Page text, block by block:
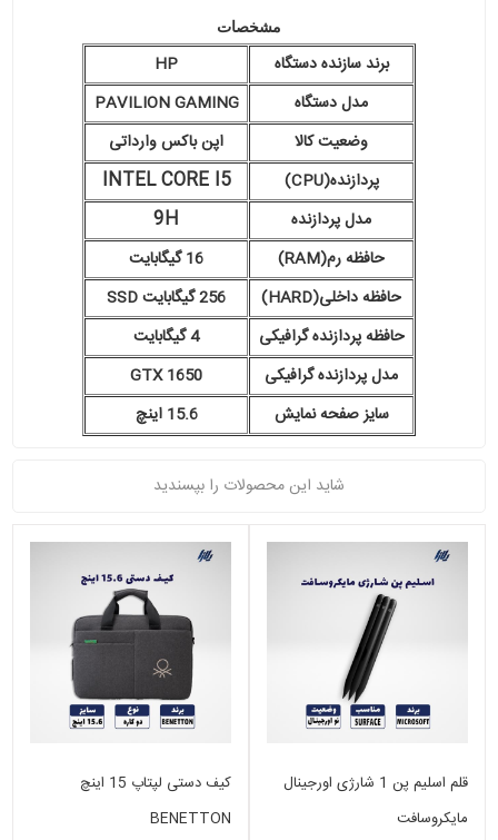
مشخصات
برند سازنده دستگاه
HP
مدل دستگاه
PAVILION GAMING
وضعیت کالا
اپن باکس وارداتی
پردازنده(CPU)
INTEL CORE I5
مدل پردازنده 9H
حافظه رم(RAM)
16 گیگابایت
حافظه داخلی(HARD)
256 گیگابایت SSD
حافظه پردازنده گرافیکی
4 گیگابایت
مدل پردازنده گرافیکی
GTX 1650
سایز صفحه نمایش
15.6 اینچ
شاید این محصولات را بپسندید
قلم اسلیم پن 1 شارژی اورجینال
مایکروسافت
کیف دستی لپتاپ 15 اینچ
BENETTON